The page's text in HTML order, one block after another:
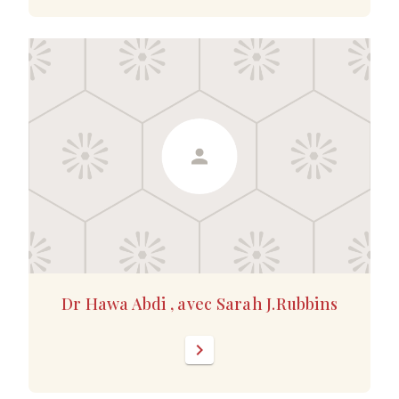
Dr Hawa Abdi , avec Sarah J.Rubbins
chevron_right